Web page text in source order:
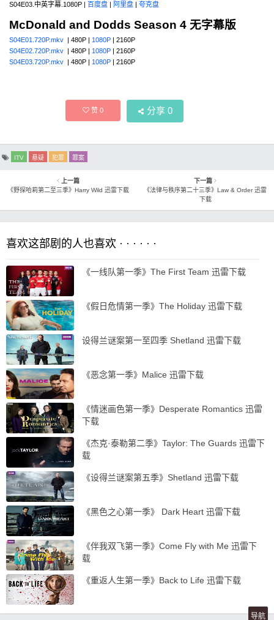
S04E03.中英字幕.1080P | 百度盘 | 阿里盘 | 夸克盘
McDonald and Dodds Season 4 无字幕版
S04E01.720P.mkv | 480P | 1080P | 2160P
S04E02.720P.mkv | 480P | 1080P | 2160P
S04E03.720P.mkv | 480P | 1080P | 2160P
赞0 分享 0
ITV 悬疑 犯罪 罪案
上一篇
《野探哈莉第二至三季》Harry Wild 迅雷下载
下一篇
《法律与秩序第二十三季》Law & Order 迅雷
下载
喜欢这部剧的人也喜欢 · · · · · ·
《一线队第一季》The First Team 迅雷下载
《假日危情第一季》The Holiday 迅雷下载
设得兰谜案第一至四季 Shetland 迅雷下载
《恶念第一季》Malice 迅雷下载
《情迷画色第一季》Desperate Romantics 迅雷
下载
《杰克·泰勒第二季》Taylor: The Guards 迅雷下
载
《设得兰谜案第五季》Shetland 迅雷下载
《黑色之心第一季》 Dark Heart 迅雷下载
《伴我双飞第一季》Come Fly with Me 迅雷下
载
《重返人生第一季》Back to Life 迅雷下载
导航